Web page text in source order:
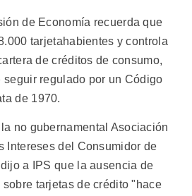
de Economía recuerda que
tarjetahabientes y controla
de créditos de consumo,
seguir regulado por un Código
de 1970.
no gubernamental Asociación
Intereses del Consumidor de
a IPS que la ausencia de
tarjetas de crédito "hace